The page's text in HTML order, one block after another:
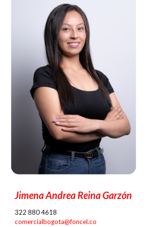
Jimena Andrea Reina Garzón
322 880 4618
comercialbogota@foncel.co